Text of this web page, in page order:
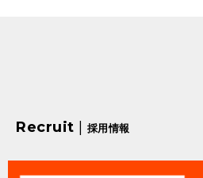
Recruit 採用情報